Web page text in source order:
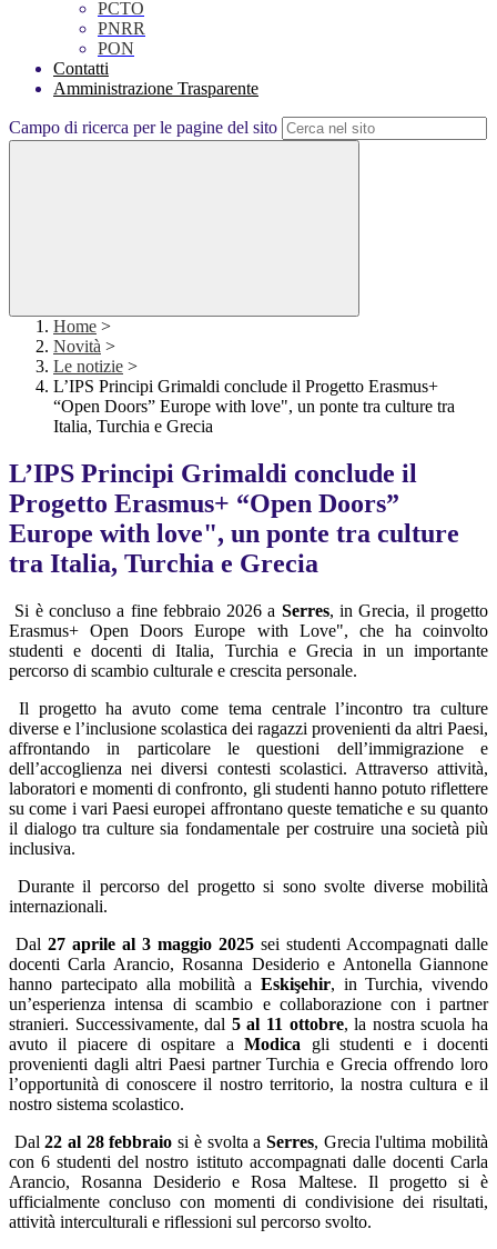
PCTO
PNRR
PON
Contatti
Amministrazione Trasparente
Campo di ricerca per le pagine del sito
Home >
Novità >
Le notizie >
L’IPS Principi Grimaldi conclude il Progetto Erasmus+
“Open Doors” Europe with love", un ponte tra culture tra
Italia, Turchia e Grecia
L’IPS Principi Grimaldi conclude il
Progetto Erasmus+ “Open Doors”
Europe with love", un ponte tra culture
tra Italia, Turchia e Grecia
Si è concluso a fine febbraio 2026 a Serres, in Grecia, il progetto
Erasmus+ Open Doors Europe with Love", che ha coinvolto
studenti e docenti di Italia, Turchia e Grecia in un importante
percorso di scambio culturale e crescita personale.
Il progetto ha avuto come tema centrale l’incontro tra culture
diverse e l’inclusione scolastica dei ragazzi provenienti da altri Paesi,
affrontando in particolare le questioni dell’immigrazione e
dell’accoglienza nei diversi contesti scolastici. Attraverso attività,
laboratori e momenti di confronto, gli studenti hanno potuto riflettere
su come i vari Paesi europei affrontano queste tematiche e su quanto
il dialogo tra culture sia fondamentale per costruire una società più
inclusiva.
Durante il percorso del progetto si sono svolte diverse mobilità
internazionali.
Dal 27 aprile al 3 maggio 2025 sei studenti Accompagnati dalle
docenti Carla Arancio, Rosanna Desiderio e Antonella Giannone
hanno partecipato alla mobilità a Eskişehir, in Turchia, vivendo
un’esperienza intensa di scambio e collaborazione con i partner
stranieri. Successivamente, dal 5 al 11 ottobre, la nostra scuola ha
avuto il piacere di ospitare aModica gli studenti e i docenti
provenienti dagli altri Paesi partner Turchia e Grecia offrendo loro
l’opportunità di conoscere il nostro territorio, la nostra cultura e il
nostro sistema scolastico.
Dal22 al 28 febbraio si è svolta a Serres, Grecia l'ultima mobilità
con 6 studenti del nostro istituto accompagnati dalle docenti Carla
Arancio, Rosanna Desiderio e Rosa Maltese. Il progetto si è
ufficialmente concluso con momenti di condivisione dei risultati,
attività interculturali e riflessioni sul percorso svolto.